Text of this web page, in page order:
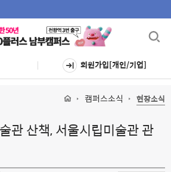
회원가입[개인/기업]
캠퍼스소식 현장소식
관 산책, 서울시립미술관 관